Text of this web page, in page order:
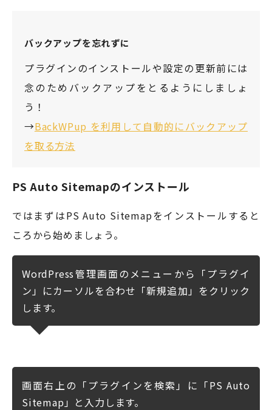
バックアップを忘れずに
プラグインのインストールや設定の更新前には
念のためバックアップをとるようにしましょ
う！
→BackWPup を利用して自動的にバックアップ
を取る方法
PS Auto Sitemapのインストール
ではまずはPS Auto Sitemapをインストールすると
ころから始めましょう。
WordPress管理画面のメニューから「プラグイ
ン」にカーソルを合わせ「新規追加」をクリック
します。
画面右上の「プラグインを検索」に「PS Auto
Sitemap」と入力します。